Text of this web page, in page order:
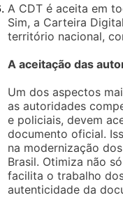
A CDT é aceita em
Sim, a Carteira
território nacional,
A aceitação das
Um dos aspectos
as autoridades
e policiais, devem
documento oficial.
na modernização
Brasil. Otimiza não
facilita o trabalho
autenticidade da